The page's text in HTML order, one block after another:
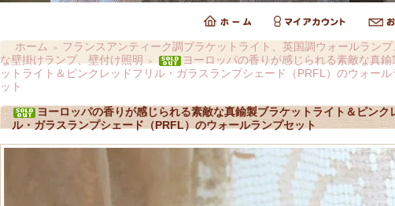
ホーム ＞
フランスアンティーク調ブラケットライト、英国調ウォールランプ
な壁掛けランプ、壁付け照明
＞
ヨーロッパの香りが感じられる素敵な真鍮
ットライト＆ピンクレッドフリル・ガラスランプシェード（PRFL）のウォール
ット
ヨーロッパの香りが感じられる素敵な真鍮製ブラケットライト＆ピンク
ル・ガラスランプシェード（PRFL）のウォールランプセット